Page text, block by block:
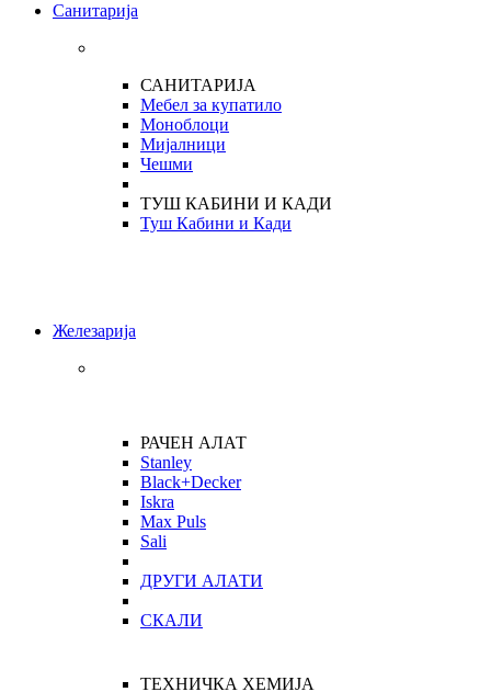
Санитарија
САНИТАРИЈА
Мебел за купатило
Моноблоци
Мијалници
Чешми
ТУШ КАБИНИ И КАДИ
Туш Кабини и Кади
Железарија
РАЧЕН АЛАТ
Stanley
Black+Decker
Iskra
Max Puls
Sali
ДРУГИ АЛАТИ
СКАЛИ
ТЕХНИЧКА ХЕМИЈА